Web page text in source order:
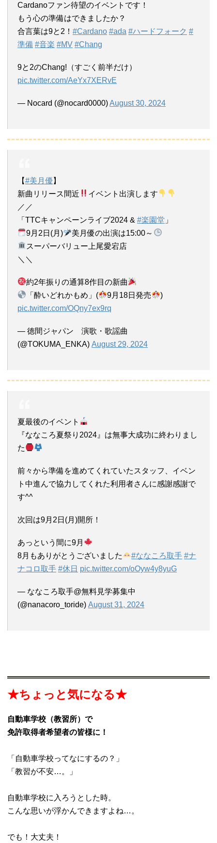
Cardanoファン待望のイベントです！
もう心の準備はできましたか？
合言葉は9と2！ #Cardano #ada #ハードフォーク #
準備 #音楽 #MV #Chang
9と2のChang!（すごく前半だけ）
pic.twitter.com/AeYx7XERvE
— Nocard (@nocard0000)August 30, 2024
【#美月優】
新曲リリース間近
イベント出演します
／／
「TTCキャンペーンライブ2024 & #楽園堂 」
9月2日(月)
美月優の出演は15:00～
スーパーバリュー上尾愛宕店
＼＼
約2年振りの通算8作目の新曲
「酔いどれかもめ」(
9月18日発売
)
pic.twitter.com/OQny7ex9rq
— 徳間ジャパン 演歌・歌謡曲
(@TOKUMA_ENKA) August 29, 2024
夏最後のイベント
『ななころ夏祭り2024』は無事大成功に終わりまし
た
前々から準備を進めてくれていたスタッフ、イベン
ト中進んで協力してくれた利用者さんに感謝感謝で
す^^
次回は9月2日(月)開所！
あっという間に9月
8月もありがとうございました
#ななころ取手 #ナ
ナコロ取手 #休日 pic.twitter.com/oOyw4y8yuG
— ななころ取手@無料見学募集中
(@nanacoro_toride) August 31, 2024
★ちょっと気になる★
自動車学校（教習所）で
免許取得者希望者の皆様に！
「自動車学校ってなにするの？」
「教習が不安…。」
自動車学校に入ろうとした時。
こんな思いが浮かんできますよね…。
でも！大丈夫！